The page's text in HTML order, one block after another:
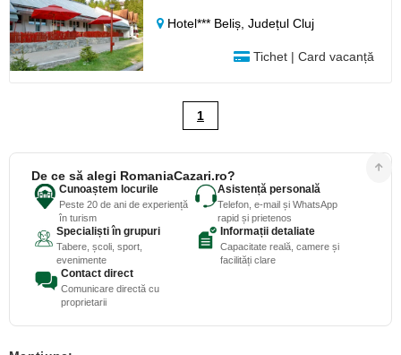
Hotel*** Beliș,Județul Cluj
Tichet | Card vacanță
1
De ce să alegi RomaniaCazari.ro?
Cunoaștem locurile
Peste 20 de ani de experiență
în turism
Asistență personală
Telefon, e-mail și WhatsApp
rapid și prietenos
Specialiști în grupuri
Tabere, școli, sport,
evenimente
Informații detaliate
Capacitate reală, camere și
facilități clare
Contact direct
Comunicare directă cu
proprietarii